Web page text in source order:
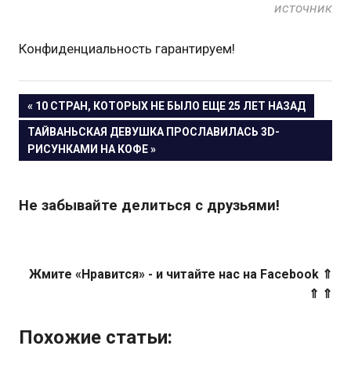
источник
Конфиденциальность гарантируем!
Навигация
по
« 10 СТРАН, КОТОРЫХ НЕ БЫЛО ЕЩЕ 25 ЛЕТ НАЗАД
ТАЙВАНЬСКАЯ ДЕВУШКА ПРОСЛАВИЛАСЬ 3D-
РИСУНКАМИ НА КОФЕ »
Не забывайте делиться с друзьями!
Жмите «Нравится» - и читайте нас на Facebook ⇑
⇑ ⇑
Похожие статьи: